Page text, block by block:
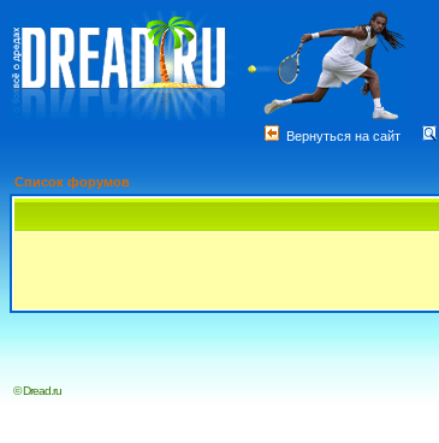
Вернуться на сайт
Список форумов
© Dread.ru